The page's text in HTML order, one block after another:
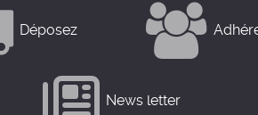
Déposez
News letter